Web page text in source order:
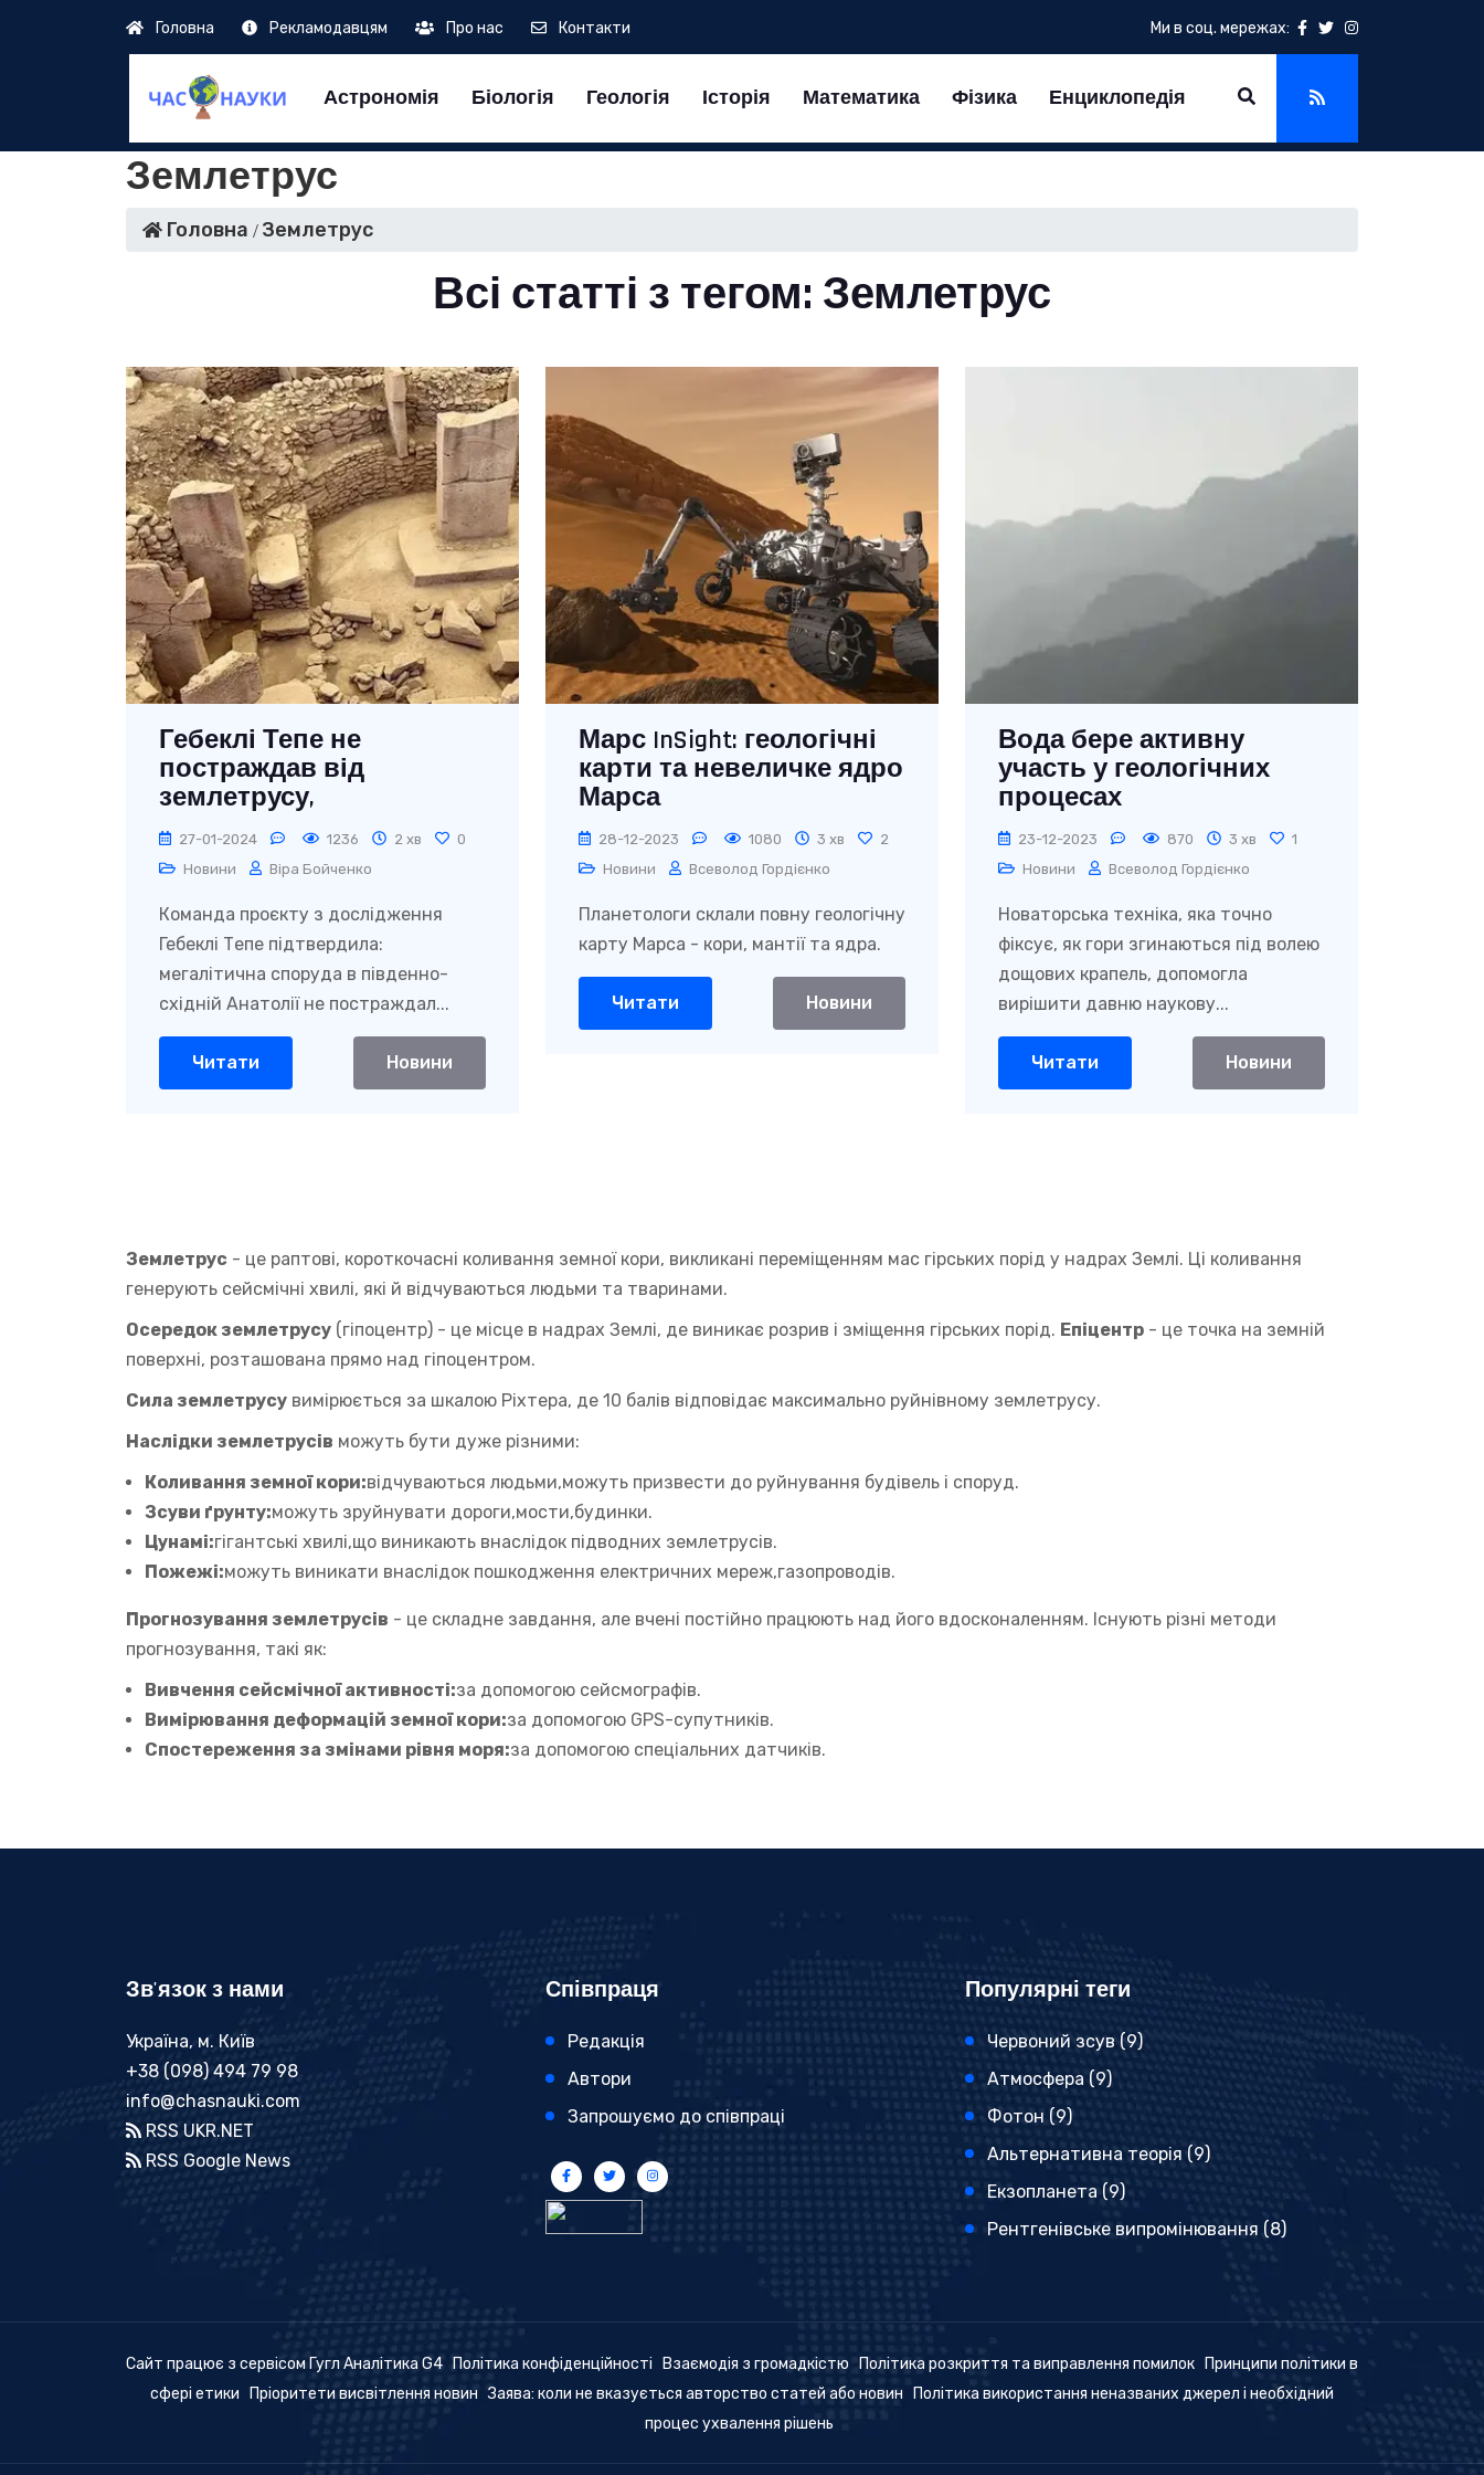
Головна Рекламодавцям Про нас Контакти Ми в соц. мережах:
Астрономія Біологія Геологія Історія Математика Фізика Енциклопедія
Землетрус
Головна Землетрус
Всі статті з тегом: Землетрус
Гебеклі Тепе не
постраждав від
землетрусу,
стверджують
дослідники
27-01-2024 1236 2 хв
0
Новини
Віра Бойченко
Команда проєкту з дослідження
Гебеклі Тепе підтвердила:
мегалітична споруда в південно-
східній Анатолії не постраждал...
Читати Новини
Марс InSight: геологічні
карти та невеличке ядро
Марса
28-12-2023 1080 3 хв
2
Новини
Всеволод Гордієнко
Планетологи склали повну геологічну
карту Марса - кори, мантії та ядра.
Читати Новини
Вода бере активну
участь у геологічних
процесах
23-12-2023 870 3 хв
1
Новини
Всеволод Гордієнко
Новаторська техніка, яка точно
фіксує, як гори згинаються під волею
дощових крапель, допомогла
вирішити давню наукову...
Читати Новини
Землетрус - це раптові, короткочасні коливання земної кори, викликані переміщенням мас гірських порід у надрах Землі. Ці коливання
генерують сейсмічні хвилі, які й відчуваються людьми та тваринами.
Осередок землетрусу (гіпоцентр) - це місце в надрах Землі, де виникає розрив і зміщення гірських порід. Епіцентр - це точка на земній
поверхні, розташована прямо над гіпоцентром.
Сила землетрусу вимірюється за шкалою Ріхтера, де 10 балів відповідає максимально руйнівному землетрусу.
Наслідки землетрусів можуть бути дуже різними:
Коливання земної кори:відчуваються людьми,можуть призвести до руйнування будівель і споруд.
Зсуви ґрунту:можуть зруйнувати дороги,мости,будинки.
Цунамі:гігантські хвилі,що виникають внаслідок підводних землетрусів.
Пожежі:можуть виникати внаслідок пошкодження електричних мереж,газопроводів.
Прогнозування землетрусів - це складне завдання, але вчені постійно працюють над його вдосконаленням. Існують різні методи
прогнозування, такі як:
Вивчення сейсмічної активності:за допомогою сейсмографів.
Вимірювання деформацій земної кори:за допомогою GPS-супутників.
Спостереження за змінами рівня моря:за допомогою спеціальних датчиків.
Зв'язок з нами
Україна, м. Київ
+38 (098) 494 79 98
info@chasnauki.com
RSS UKR.NET
RSS Google News
Співпраця
Редакція
Автори
Запрошуємо до співпраці
Популярні теги
Червоний зсув (9)
Атмосфера (9)
Фотон (9)
Альтернативна теорія (9)
Екзопланета (9)
Рентгенівське випромінювання (8)
Сайт працює з сервісом Гугл Аналітика G4 Політика конфіденційності Взаємодія з громадкістю Політика розкриття та виправлення помилок
Принципи політики в
сфері етики
Пріоритети висвітлення новин Заява: коли не вказується авторство статей або новин
Політика використання неназваних джерел і необхідний
процес ухвалення рішень